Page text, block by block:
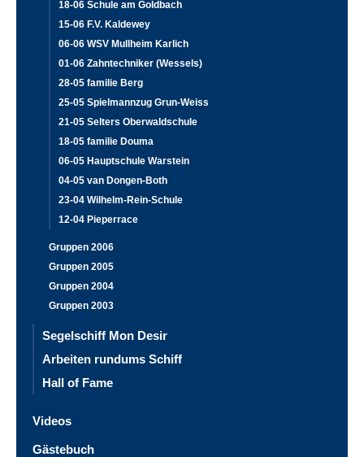
18-06 Schule am Goldbach
15-06 F.V. Kaldewey
06-06 WSV Mullheim Karlich
01-06 Zahntechniker (Wessels)
28-05 familie Berg
25-05 Spielmannzug Grun-Weiss
21-05 Selters Oberwaldschule
18-05 familie Douma
06-05 Hauptschule Warstein
04-05 van Dongen-Both
23-04 Wilhelm-Rein-Schule
12-04 Pieperrace
Gruppen 2006
Gruppen 2005
Gruppen 2004
Gruppen 2003
Segelschiff Mon Desir
Arbeiten rundums Schiff
Hall of Fame
Videos
Gästebuch